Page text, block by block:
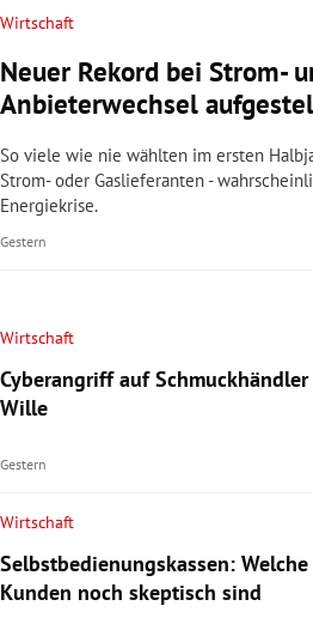
Wirtschaft
Neuer Rekord bei Strom-
Anbieterwechsel
So viele wie nie wählten im ersten
Strom- oder Gaslieferanten -
Energiekrise.
Gestern
Wirtschaft
Cyberangriff auf Schmuckhändler
Wille
Gestern
Wirtschaft
Selbstbedienungskassen: Welche
Kunden noch skeptisch sind